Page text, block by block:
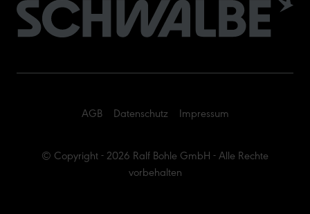
© Copyright - 2026 Ralf Bohle GmbH - Alle Rechte
vorbehalten
AGB Datenschutz Impressum